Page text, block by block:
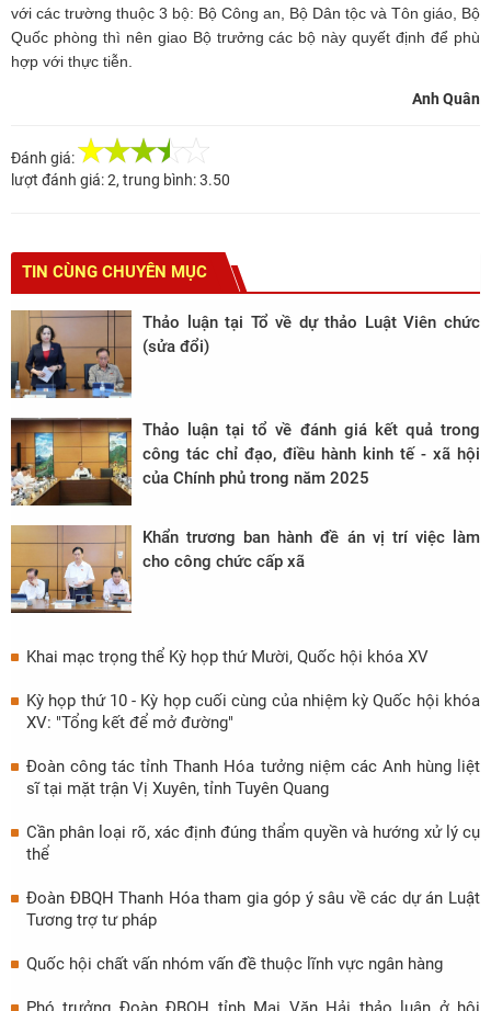
với các trường thuộc 3 bộ: Bộ Công an, Bộ Dân tộc và Tôn giáo, Bộ
Quốc phòng thì nên giao Bộ trưởng các bộ này quyết định để phù
hợp với thực tiễn.
Anh Quân
Đánh giá:
lượt đánh giá:2, trung bình:3.50
TIN CÙNG CHUYÊN MỤC
Thảo luận tại Tổ về dự thảo Luật Viên chức
(sửa đổi)
Thảo luận tại tổ về đánh giá kết quả trong
công tác chỉ đạo, điều hành kinh tế - xã hội
của Chính phủ trong năm 2025
Khẩn trương ban hành đề án vị trí việc làm
cho công chức cấp xã
Khai mạc trọng thể Kỳ họp thứ Mười, Quốc hội khóa XV
Kỳ họp thứ 10 - Kỳ họp cuối cùng của nhiệm kỳ Quốc hội khóa
XV: "Tổng kết để mở đường"
Đoàn công tác tỉnh Thanh Hóa tưởng niệm các Anh hùng liệt
sĩ tại mặt trận Vị Xuyên, tỉnh Tuyên Quang
Cần phân loại rõ, xác định đúng thẩm quyền và hướng xử lý cụ
thể
Đoàn ĐBQH Thanh Hóa tham gia góp ý sâu về các dự án Luật
Tương trợ tư pháp
Quốc hội chất vấn nhóm vấn đề thuộc lĩnh vực ngân hàng